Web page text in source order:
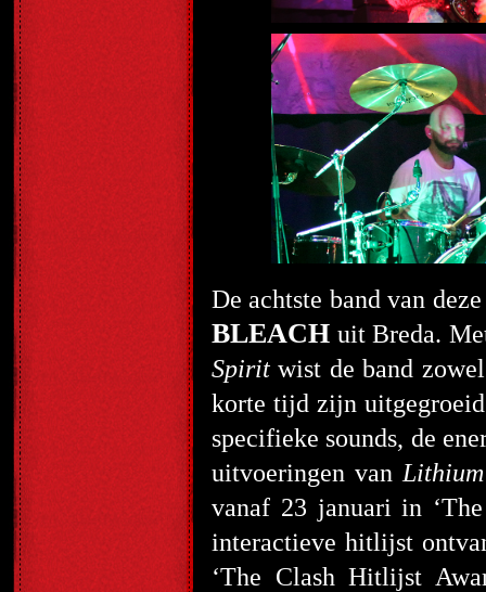
De achtste band van
BLEACH uit Breda.
Spirit wist de band
korte tijd zijn
specifieke sounds, de
uitvoeringen van Lithium
vanaf 23 januari in
interactieve hitlijst
‘The Clash Hitlijst